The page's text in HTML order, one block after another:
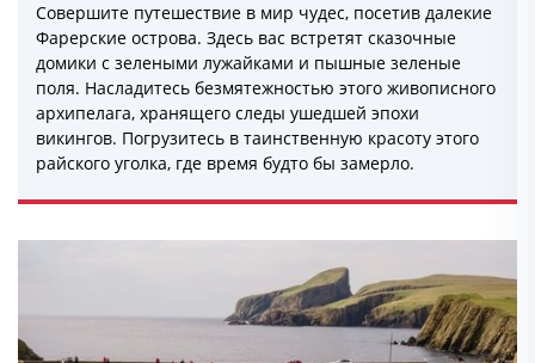
Совершите путешествие в мир чудес, посетив далекие
Фарерские острова. Здесь вас встретят сказочные
домики с зелеными лужайками и пышные зеленые
поля. Насладитесь безмятежностью этого живописного
архипелага, хранящего следы ушедшей эпохи
викингов. Погрузитесь в таинственную красоту этого
райского уголка, где время будто бы замерло.